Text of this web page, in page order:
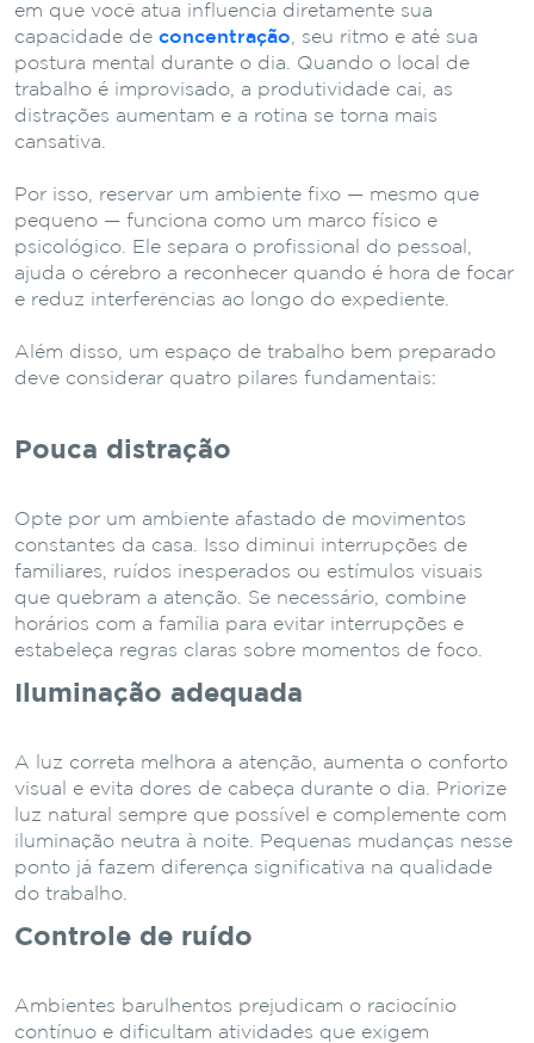
em que você atua influencia diretamente sua
capacidade de concentração , seu ritmo e até sua
postura mental durante o dia. Quando o local de
trabalho é improvisado, a produtividade cai, as
distrações aumentam e a rotina se torna mais
cansativa.
Por isso, reservar um ambiente fixo — mesmo que
pequeno — funciona como um marco físico e
psicológico. Ele separa o profissional do pessoal,
ajuda o cérebro a reconhecer quando é hora de focar
e reduz interferências ao longo do expediente.
Além disso, um espaço de trabalho bem preparado
deve considerar quatro pilares fundamentais:
Pouca distração
Opte por um ambiente afastado de movimentos
constantes da casa. Isso diminui interrupções de
familiares, ruídos inesperados ou estímulos visuais
que quebram a atenção. Se necessário, combine
horários com a família para evitar interrupções e
estabeleça regras claras sobre momentos de foco.
Iluminação adequada
A luz correta melhora a atenção, aumenta o conforto
visual e evita dores de cabeça durante o dia. Priorize
luz natural sempre que possível e complemente com
iluminação neutra à noite. Pequenas mudanças nesse
ponto já fazem diferença significativa na qualidade
do trabalho.
Controle de ruído
Ambientes barulhentos prejudicam o raciocínio
contínuo e dificultam atividades que exigem